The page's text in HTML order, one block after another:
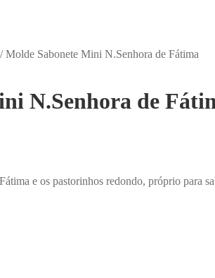
/Molde Sabonete Mini N.Senhora de Fátima
N.Senhora de
e os pastorinhos redondo, próprio para